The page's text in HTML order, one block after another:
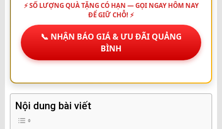
⚡ SỐ LƯỢNG QUÀ TẶNG CÓ HẠN — GỌI NGAY HÔM NAY
ĐỂ GIỮ CHỖ! ⚡
📞 NHẬN BÁO GIÁ & ƯU ĐÃI QUẢNG
BÌNH
Nội dung bài viết